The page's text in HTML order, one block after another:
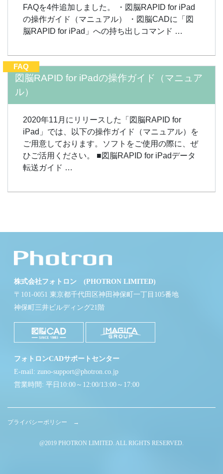
FAQを4件追加しました。 ・図脳RAPID for iPad
の操作ガイド（マニュアル） ・図脳CADに「図
脳RAPID for iPad」への持ち出しコマンド …
FAQ
図脳RAPID for iPadの操作ガイド（マニュア
ル）
2020年11月にリリースした「図脳RAPID for
iPad」では、以下の操作ガイド（マニュアル）を
ご用意しております。ソフトをご使用の際に、ぜ
ひご活用ください。 ■図脳RAPID for iPadデータ
転送ガイド …
株式会社フォトロン (PHOTRON LIMITED)
〒101-0051 東京都千代田区神田神保町一丁目105番地
神保町三井ビルディング21階
フォトロンCADサポートセンター
E-mail: zuno-support@photron.co.jp
営業時間: 平日10:00～12:00/13:00～17:00
プライバシーポリシー →
@2019 PHOTRON LIMITED. ALL RIGHTS RESERVED.